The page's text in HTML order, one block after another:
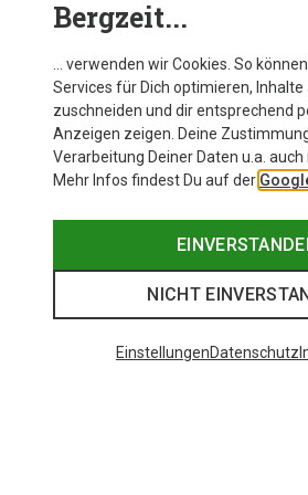
Bergzeit...
… verwenden wir Cookies. So
Services für Dich optimieren, Inhalte
zuschneiden und dir entsprechend
Anzeigen zeigen. Deine
Verarbeitung Deiner Daten u.a. auch
Mehr Infos findest Du auf der
NICHT
EinstellungenDatenschutz